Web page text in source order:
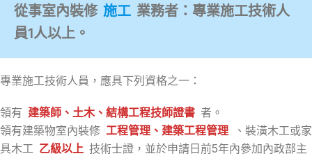
從事室內裝修 施工 業務者：專業施工技術人
員1人以上。
專業施工技術人員，應具下列資格之一：
領有 建築師、土木、結構工程技師證書 者。
領有建築物室內裝修 工程管理、建築工程管理
、裝潢木工或家
具木工 乙級以上 技術士證，並於申請日前5年內參加內政部主